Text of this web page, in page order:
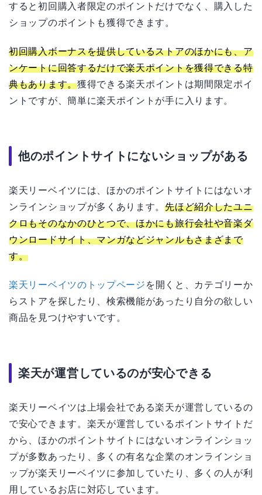
すると初回購入者限定のポイントだけでなく、購入した
ショップのポイントも獲得できます。
初回購入ボーナスを提供しているストアのほかにも、ア
ンケートに回答するだけで楽天ポイントを獲得できる特
典もあります。獲得できる楽天ポイントは期間限定ポイ
ントですが、簡単に楽天ポイントが手に入ります。
他のポイントサイトにないショップがある
楽天リーベイツには、ほかのポイントサイトにはないオ
ンラインショップが多くあります。先ほど紹介したユニ
クロもそのなかのひとつで、ほかにも旅行会社や音楽ダ
ウンロードサイト、マンガなどジャンルもさまざまで
す。
楽天リーベイツのトップページ を開くと、カテゴリーか
らストアを探したり、検索機能があったり自分の欲しい
商品を見つけやすいです。
楽天が運営しているのが安心できる
楽天リーベイツは上場会社である楽天が運営しているの
で安心できます。楽天が運営しているポイントサイトだ
から、ほかのポイントサイトにはないオンラインショッ
プが多数あったり、多くの有名な企業のオンラインショ
ップが楽天リーベイツに参加していたり、多くの人が利
用しているお店に対応しています。